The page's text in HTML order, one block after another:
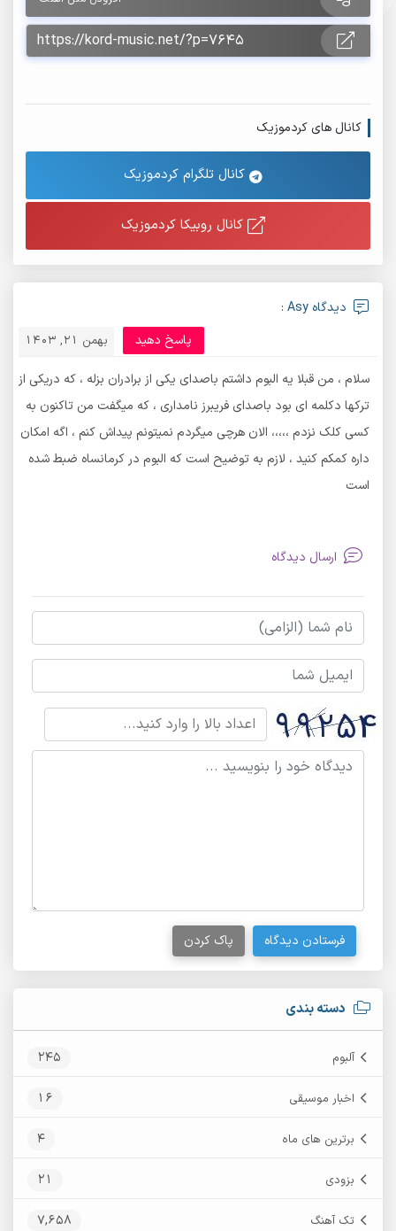
دسته بندی
آلبوم 245
اخبار موسیقی 16
برترین های ماه 4
بزودی 21
تک آهنگ 7,658
کانال های کردموزیک
کانال تلگرام کردموزیک
کانال روبیکا کردموزیک
دیدگاه Asy :
بهمن 21, 1403 پاسخ دهید
سلام ، من قبلا یه البوم داشتم باصدای یکی از برادران بزله ، که دریکی از
ترکها دکلمه ای بود باصدای فریبرز نامداری ، که میگفت من تاکنون به
کسی کلک نزدم ،،،،، الان هرچی میگردم نمیتونم پیداش کنم ، اگه امکان
داره کمکم کنید ، لازم به توضیح است که البوم در کرمانساه ضبط شده
است
ارسال دیدگاه
فرستادن دیدگاه پاک کردن